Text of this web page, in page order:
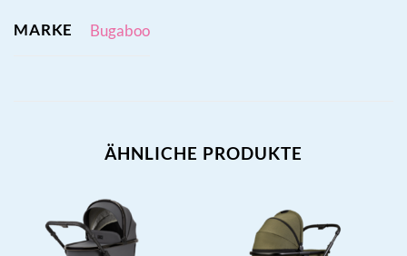
MARKE Bugaboo
ÄHNLICHE PRODUKTE